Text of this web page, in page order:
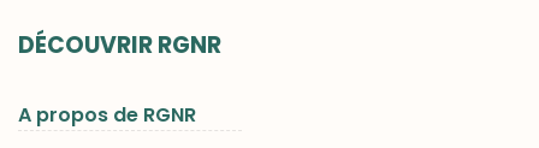
DÉCOUVRIR RGNR
A propos de RGNR